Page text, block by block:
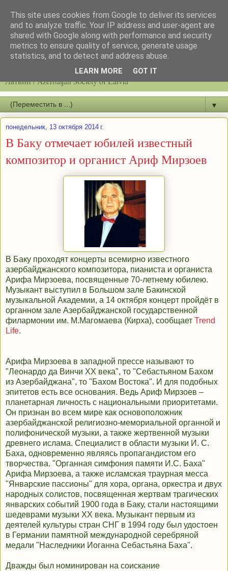
Latvijas azerbaidžāņu biedrību / Общество азербайджанцев
Латвии / Azerbaijan Society of Latvia
▼
понедельник, 13 октября 2014 г.
В Баку отмечает юбилей известный
композитор и органист Ариф Мирзоев
В Баку проходят концерты всемирно известного
азербайджанского композитора, пианиста и органиста
Арифа Мирзоева, посвященные 70-летнему юбилею.
Музыкант выступил в Большом зале Бакинской
музыкальной Академии, а 14 октября концерт пройдёт в
органном зале Азербайджанской государственной
филармонии им. М.Магомаева (Кирха), сообщает Trend
Life.
Арифа Мирзоева в западной прессе называют то
"Леонардо да Винчи ХХ века", то "Себастьяном Бахом
из Азербайджана", то "Бахом Востока". И для подобных
эпитетов есть все основания. Ведь Ариф Мирзоев –
планетарная личность с национальными приоритетами.
Он признан во всем мире как основоположник
азербайджанской религиозно-мемориальной органной и
полифонической музыки, а также жертвенной музыки
древнего ислама. Специалист в области музыки И. С.
Баха, одновременно являясь пропагандистом его
творчества. "Органная симфония памяти И.С. Баха"
Арифа Мирзоева, а также исламская тpауpная месса
"Янваpские пассионы" для хора, органа, оpкестpа и двух
наpодных солистов, посвященная жеpтвам тpагических
янваpских событий 1900 года в Баку, стали настоящими
шедеврами музыки ХХ века. Музыкант первым из
деятелей культуры стpан СHГ в 1994 году был удостоен
в Германии памятной международной сеpебpяной
медали "Наследники Иоганна Себастьяна Баха".
Дважды был номинирован на соискание
This site uses cookies from Google to deliver its services
and to analyze traffic. Your IP address and user-agent are
shared with Google along with performance and security
metrics to ensure quality of service, generate usage
statistics, and to detect and address abuse.
LEARN MORE GOT IT